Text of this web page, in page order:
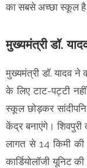
का सबसे अच्छा स्कूल
मुख्यमंत्री डॉ.
मुख्यमंत्री डॉ. यादव
के लिए टाट-पट्टी
स्कूल छोड़कर
केंद्र बनाएंगे।
लागत से 14 किमी
कार्डियोलॉजी यूनिट